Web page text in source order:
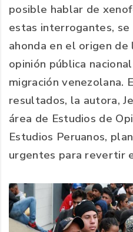
posible hablar de
estas interrogantes,
ahonda en el origen
opinión pública
migración venezolana.
resultados, la autora,
área de Estudios de
Estudios Peruanos,
urgentes para revertir